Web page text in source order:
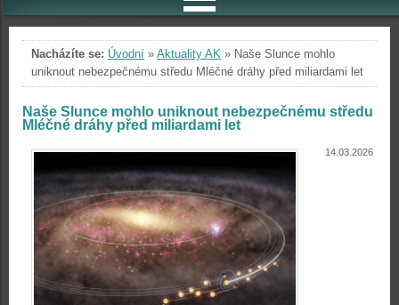
Nacházíte se: Úvodní » Aktuality AK » Naše Slunce mohlo
uniknout nebezpečnému středu Mléčné dráhy před miliardami let
Naše Slunce mohlo uniknout nebezpečnému středu
Mléčné dráhy před miliardami let
14.03.2026